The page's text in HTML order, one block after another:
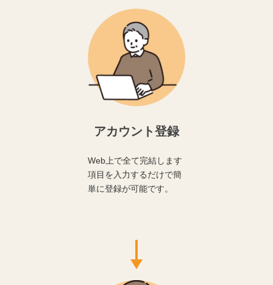
アカウント登録
Web上で全て完結します
項目を入力するだけで簡
単に登録が可能です。